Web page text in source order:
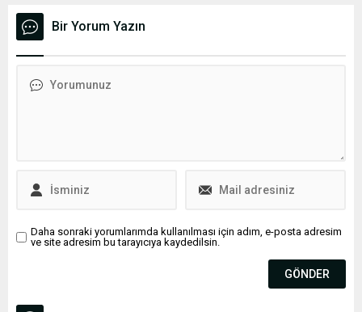
Bir Yorum Yazın
Daha sonraki yorumlarımda kullanılması için adım, e-posta adresim
ve site adresim bu tarayıcıya kaydedilsin.